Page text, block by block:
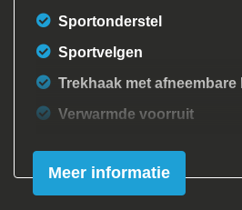
Sportonderstel
Sportvelgen
Trekhaak met afneembare
Verwarmde voorruit
Interieur
Achterbank neerklapbaar
Meer informatie